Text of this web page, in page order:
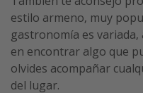
estilo armeno, muy
gastronomía es
en encontrar algo que
olvides acompañar
del lugar.